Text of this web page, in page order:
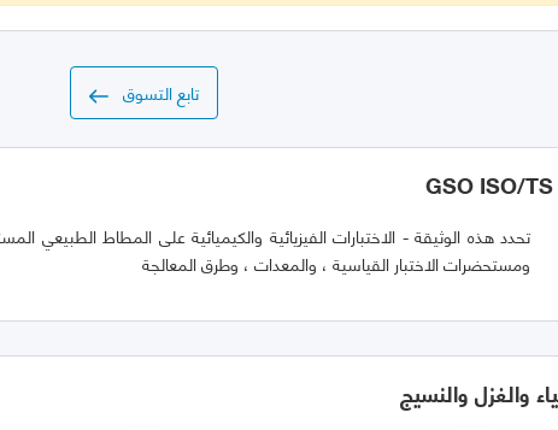
تابع التسوق
تحدد هذه الوثيقة - الاختبارات الفيزيائية والكيميائية على المطاط الطبيعي
ومستحضرات الاختبار القياسية ، والمعدات ، وطرق المعالجة
والغزل والنسيج